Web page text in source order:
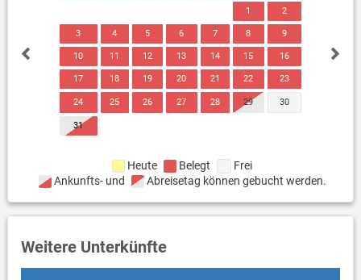
1 2
3 4 5 6 7 8 9
10 11 12 13 14 15 16
17 18 19 20 21 22 23
24 25 26 27 28 29 30
31
Heute Belegt
Frei
Ankunfts- und
Abreisetag können gebucht werden.
Weitere Unterkünfte